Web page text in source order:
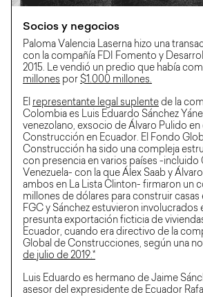
Socios y negocios
Paloma Valencia Laserna hizo una
con la compañía FDI Fomento y
2015. Le vendió un predio que había
millones por $1.000 millones.
El representante legal suplente de la
Colombia es Luis Eduardo Sánchez
venezolano, exsocio de Álvaro Pulido
Construcción en Ecuador. El Fondo
Construcción ha sido una compleja
con presencia en varios países -incluido
Venezuela- con la que Álex Saab y
ambos en La Lista Clinton- firmaron un
millones de dólares para construir casas
FGC y Sánchez estuvieron involucrados
presunta exportación ficticia de
Ecuador, cuando era directivo de la
Global de Construcciones, según una
de julio de 2019.*
Luis Eduardo es hermano de Jaime
asesor del expresidente de Ecuador